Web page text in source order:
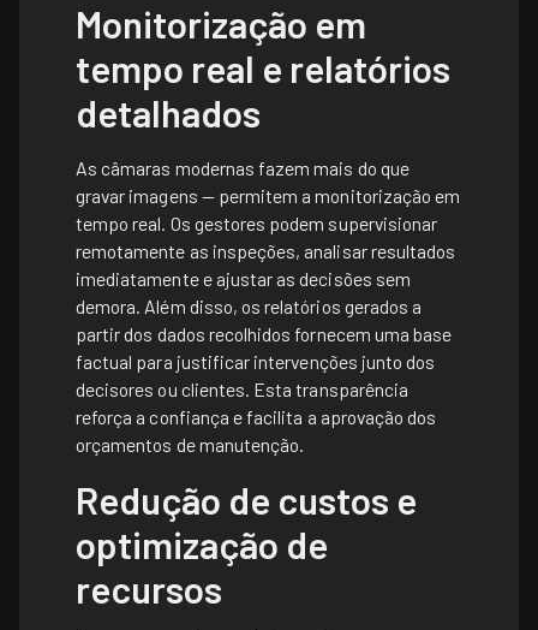
Monitorização em
tempo real e relatórios
detalhados
As câmaras modernas fazem mais do que
gravar imagens — permitem a monitorização em
tempo real. Os gestores podem supervisionar
remotamente as inspeções, analisar resultados
imediatamente e ajustar as decisões sem
demora. Além disso, os relatórios gerados a
partir dos dados recolhidos fornecem uma base
factual para justificar intervenções junto dos
decisores ou clientes. Esta transparência
reforça a confiança e facilita a aprovação dos
orçamentos de manutenção.
Redução de custos e
optimização de
recursos